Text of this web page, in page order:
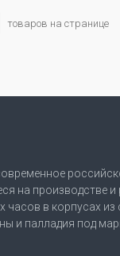
товаров на странице
на производстве
часов в корпусах из
и палладия под